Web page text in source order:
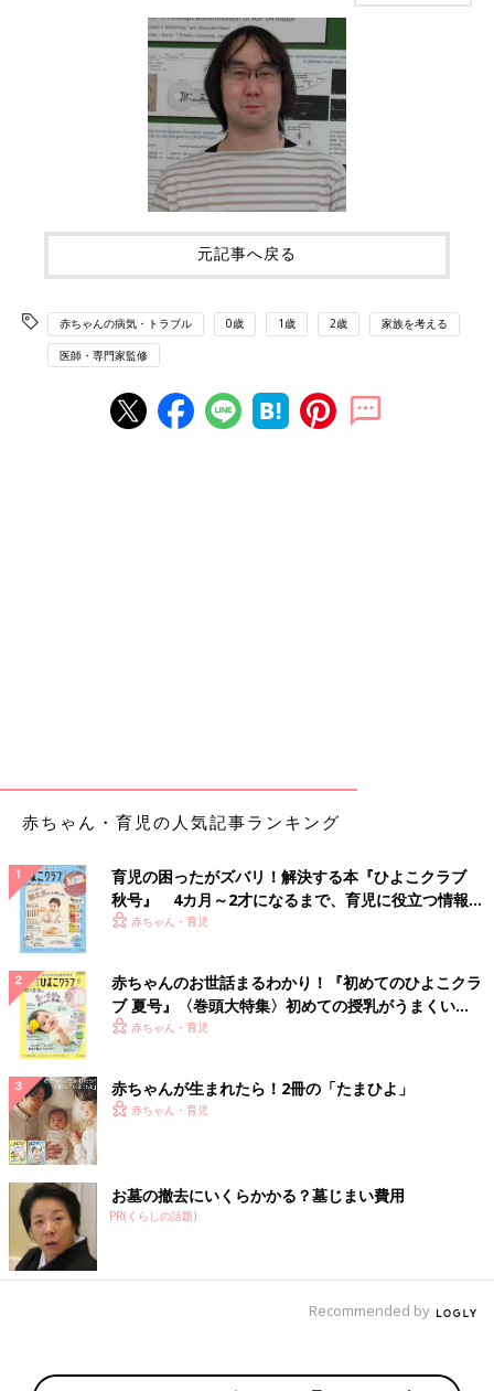
元記事へ戻る
赤ちゃんの病気・トラブル 0歳 1歳 2歳 家族を考える
医師・専門家監修
赤ちゃん・育児の人気記事ランキング
育児の困ったがズバリ！解決する本『ひよこクラブ
秋号』 4カ月～2才になるまで、育児に役立つ情報が
いっぱい！
赤ちゃん・育児
赤ちゃんのお世話まるわかり！『初めてのひよこクラ
ブ 夏号』〈巻頭大特集〉初めての授乳がうまくい
く！ おっぱい・ミルクの基本と夏のトラブル 解決テ
赤ちゃん・育児
赤ちゃんが生まれたら！2冊の「たまひよ」
赤ちゃん・育児
お墓の撤去にいくらかかる？墓じまい費用
PR(くらしの話題)
Recommended by